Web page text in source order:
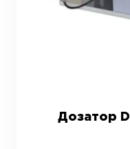
Дозатор